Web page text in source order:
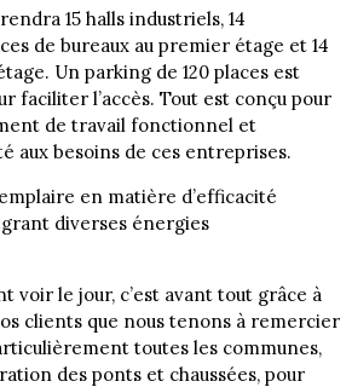
15 halls industriels, 14
de bureaux au premier étage et 14
Un parking de 120 places est
faciliter l’accès. Tout est conçu pour
de travail fonctionnel et
aux besoins de ces entreprises.
en matière d’efficacité
diverses énergies
voir le jour, c’est avant tout grâce à
clients que nous tenons à remercier
toutes les communes,
des ponts et chaussées, pour